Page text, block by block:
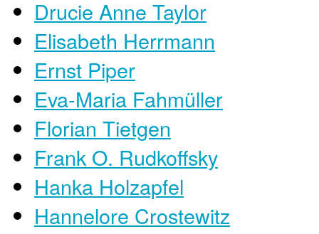
Drucie Anne Taylor
Elisabeth Herrmann
Ernst Piper
Eva-Maria Fahmüller
Florian Tietgen
Frank O. Rudkoffsky
Hanka Holzapfel
Hannelore Crostewitz